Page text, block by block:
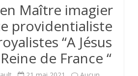
Maître imagier
providentialiste
“A Jésus
de France “